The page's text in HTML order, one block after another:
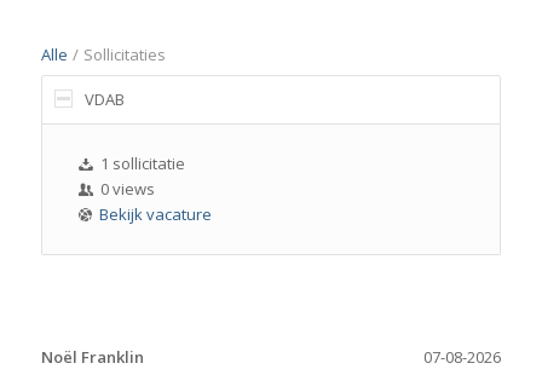
Alle / Sollicitaties
VDAB
1 sollicitatie
0 views
Bekijk vacature
07-08-2026
Noël Franklin